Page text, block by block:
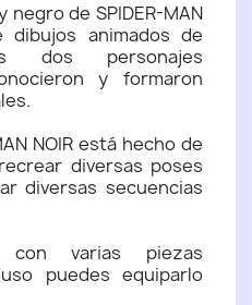
de SPIDER-MAN
dibujos animados de
dos personajes
y formaron
NOIR está hecho de
diversas poses
diversas secuencias
con varias piezas
puedes equiparlo